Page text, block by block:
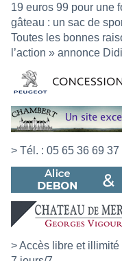
19 euros 99 pour une
gâteau : un sac de
Toutes les bonnes
l’action » annonce
> Tél. : 05 65 36 69 37
> Accès libre et